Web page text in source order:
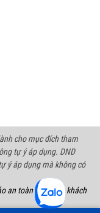
cho mục đích tham
tự ý áp dụng. DND
ý áp dụng mà không có
an toàn thông tin khách